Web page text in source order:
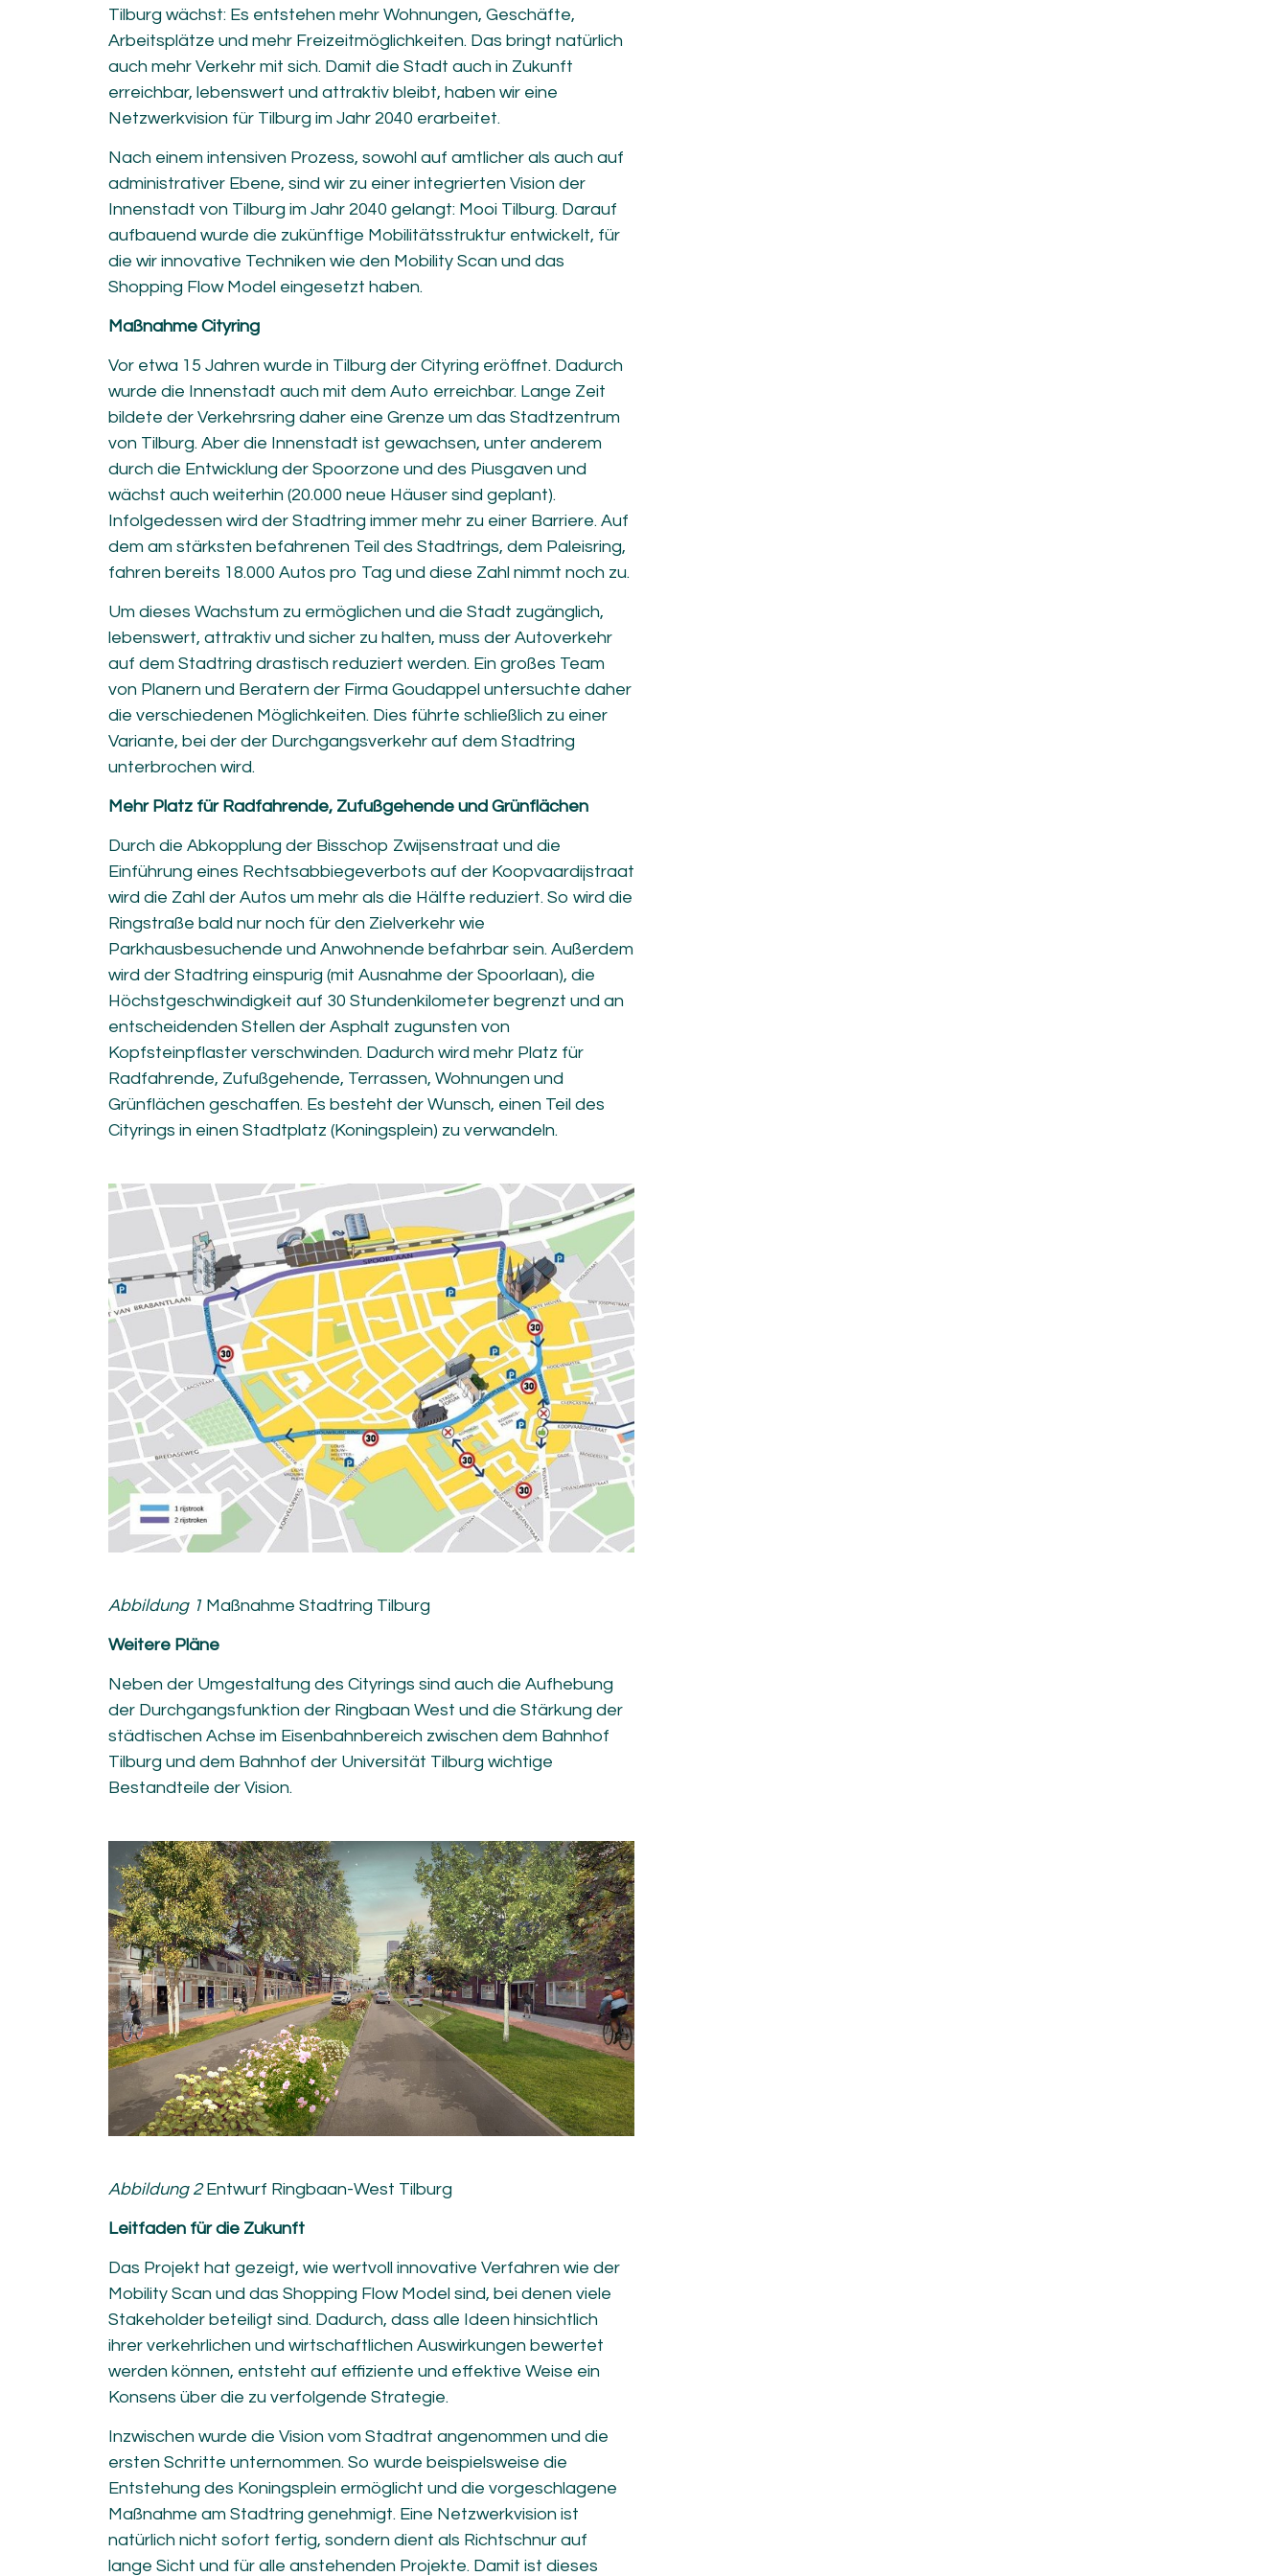
Tilburg wächst: Es entstehen mehr Wohnungen, Geschäfte,
Arbeitsplätze und mehr Freizeitmöglichkeiten. Das bringt natürlich
auch mehr Verkehr mit sich. Damit die Stadt auch in Zukunft
erreichbar, lebenswert und attraktiv bleibt, haben wir eine
Netzwerkvision für Tilburg im Jahr 2040 erarbeitet.
Nach einem intensiven Prozess, sowohl auf amtlicher als auch auf
administrativer Ebene, sind wir zu einer integrierten Vision der
Innenstadt von Tilburg im Jahr 2040 gelangt: Mooi Tilburg. Darauf
aufbauend wurde die zukünftige Mobilitätsstruktur entwickelt, für
die wir innovative Techniken wie den Mobility Scan und das
Shopping Flow Model eingesetzt haben.
Maßnahme Cityring
Vor etwa 15 Jahren wurde in Tilburg der Cityring eröffnet. Dadurch
wurde die Innenstadt auch mit dem Auto erreichbar. Lange Zeit
bildete der Verkehrsring daher eine Grenze um das Stadtzentrum
von Tilburg. Aber die Innenstadt ist gewachsen, unter anderem
durch die Entwicklung der Spoorzone und des Piusgaven und
wächst auch weiterhin (20.000 neue Häuser sind geplant).
Infolgedessen wird der Stadtring immer mehr zu einer Barriere. Auf
dem am stärksten befahrenen Teil des Stadtrings, dem Paleisring,
fahren bereits 18.000 Autos pro Tag und diese Zahl nimmt noch zu.
Um dieses Wachstum zu ermöglichen und die Stadt zugänglich,
lebenswert, attraktiv und sicher zu halten, muss der Autoverkehr
auf dem Stadtring drastisch reduziert werden. Ein großes Team
von Planern und Beratern der Firma Goudappel untersuchte daher
die verschiedenen Möglichkeiten. Dies führte schließlich zu einer
Variante, bei der der Durchgangsverkehr auf dem Stadtring
unterbrochen wird.
Mehr Platz für Radfahrende, Zufußgehende und Grünflächen
Durch die Abkopplung der Bisschop Zwijsenstraat und die
Einführung eines Rechtsabbiegeverbots auf der Koopvaardijstraat
wird die Zahl der Autos um mehr als die Hälfte reduziert. So wird die
Ringstraße bald nur noch für den Zielverkehr wie
Parkhausbesuchende und Anwohnende befahrbar sein. Außerdem
wird der Stadtring einspurig (mit Ausnahme der Spoorlaan), die
Höchstgeschwindigkeit auf 30 Stundenkilometer begrenzt und an
entscheidenden Stellen der Asphalt zugunsten von
Kopfsteinpflaster verschwinden. Dadurch wird mehr Platz für
Radfahrende, Zufußgehende, Terrassen, Wohnungen und
Grünflächen geschaffen. Es besteht der Wunsch, einen Teil des
Cityrings in einen Stadtplatz (Koningsplein) zu verwandeln.
Abbildung 1 Maßnahme Stadtring Tilburg
Weitere Pläne
Neben der Umgestaltung des Cityrings sind auch die Aufhebung
der Durchgangsfunktion der Ringbaan West und die Stärkung der
städtischen Achse im Eisenbahnbereich zwischen dem Bahnhof
Tilburg und dem Bahnhof der Universität Tilburg wichtige
Bestandteile der Vision.
Abbildung 2Entwurf Ringbaan-West Tilburg
Leitfaden für die Zukunft
Das Projekt hat gezeigt, wie wertvoll innovative Verfahren wie der
Mobility Scan und das Shopping Flow Model sind, bei denen viele
Stakeholder beteiligt sind. Dadurch, dass alle Ideen hinsichtlich
ihrer verkehrlichen und wirtschaftlichen Auswirkungen bewertet
werden können, entsteht auf effiziente und effektive Weise ein
Konsens über die zu verfolgende Strategie.
Inzwischen wurde die Vision vom Stadtrat angenommen und die
ersten Schritte unternommen. So wurde beispielsweise die
Entstehung des Koningsplein ermöglicht und die vorgeschlagene
Maßnahme am Stadtring genehmigt. Eine Netzwerkvision ist
natürlich nicht sofort fertig, sondern dient als Richtschnur auf
lange Sicht und für alle anstehenden Projekte. Damit ist dieses